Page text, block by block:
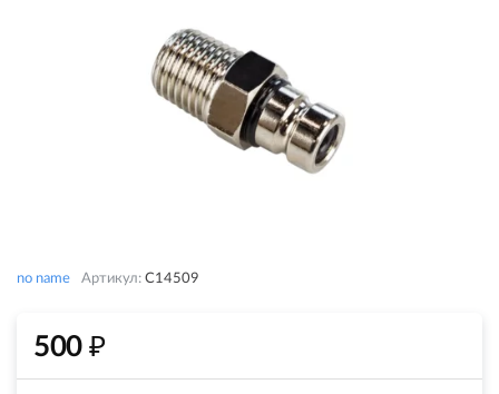
no name Артикул: C14509
500 ₽